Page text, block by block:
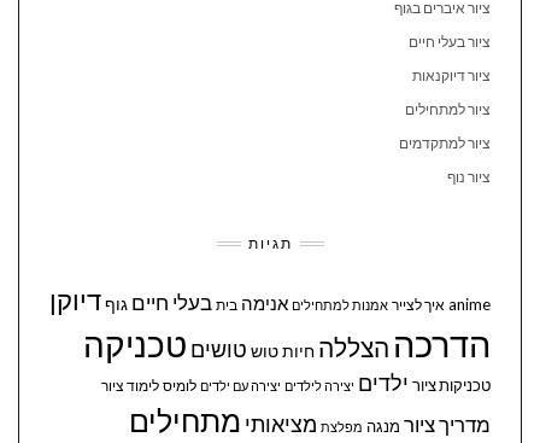
ציור איברים בגוף
ציור בעלי חיים
ציור דיוקנאות
ציור למתחילים
ציור למתקדמים
ציור נוף
תגיות
anime איך לצייר אמנות למתחילים אנימה בית בעלי חיים גוףדיוקן
הדרכה הצללה חיותטוש טושים טכניקה
טכניקות ציור ילדים יצירה לילדים יצירה עם ילדים לומיס לימוד ציור
מדריך ציור מנגה מפלצת מציאותי מתחילים